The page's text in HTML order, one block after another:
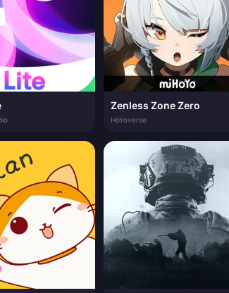
Zenless Zone Zero
HoYoverse